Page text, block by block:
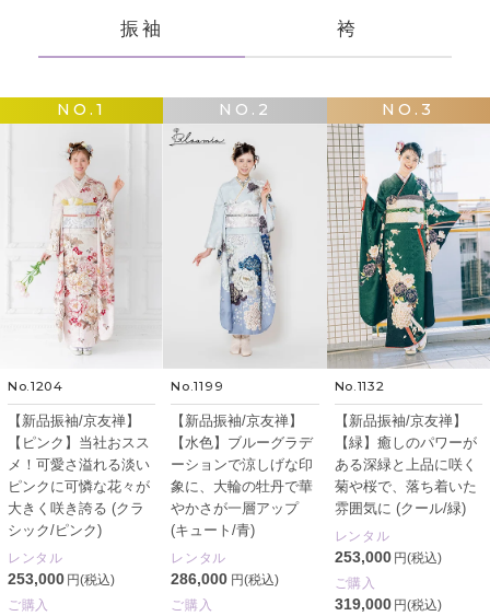
振袖 袴
NO.1
No.1204
【新品振袖/京友禅】
【ピンク】当社おスス
メ！可愛さ溢れる淡い
ピンクに可憐な花々が
大きく咲き誇る (クラ
シック/ピンク)
レンタル
253,000 円(税込)
ご購入
NO.2
No.1199
【新品振袖/京友禅】
【水色】ブルーグラデ
ーションで涼しげな印
象に、大輪の牡丹で華
やかさが一層アップ
(キュート/青)
レンタル
286,000 円(税込)
ご購入
NO.3
No.1132
【新品振袖/京友禅】
【緑】癒しのパワーが
ある深緑と上品に咲く
菊や桜で、落ち着いた
雰囲気に (クール/緑)
レンタル
253,000 円(税込)
ご購入
319,000 円(税込)